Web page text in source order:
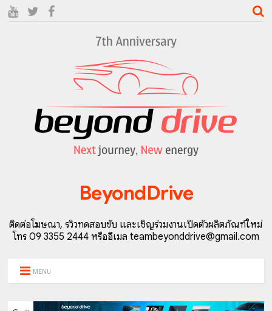
BeyondDrive
ติดต่อโฆษณา, รีวิวทดสอบขับ และเชิญร่วมงานเปิดตัวผลิตภัณฑ์ใหม่
โทร 09 3355 2444 หรืออีเมล teambeyonddrive@gmail.com
MENU